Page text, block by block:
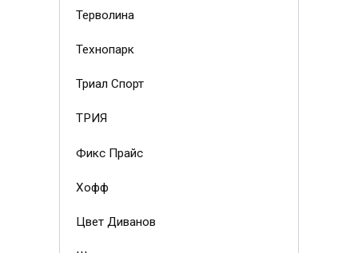
Терволина
Технопарк
Триал Спорт
ТРИЯ
Фикс Прайс
Хофф
Цвет Диванов